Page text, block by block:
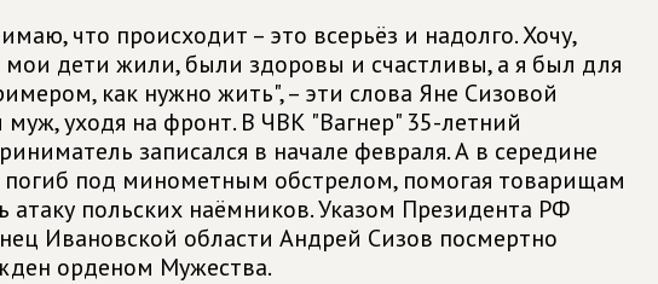
что происходит – это всерьёз и надолго. Хочу,
дети жили, были здоровы и счастливы, а я был для
как нужно жить", – эти слова Яне Сизовой
муж, уходя на фронт. В ЧВК "Вагнер" 35-летний
записался в начале февраля. А в середине
погиб под минометным обстрелом, помогая товарищам
атаку польских наёмников. Указом Президента РФ
Ивановской области Андрей Сизов посмертно
орденом Мужества.